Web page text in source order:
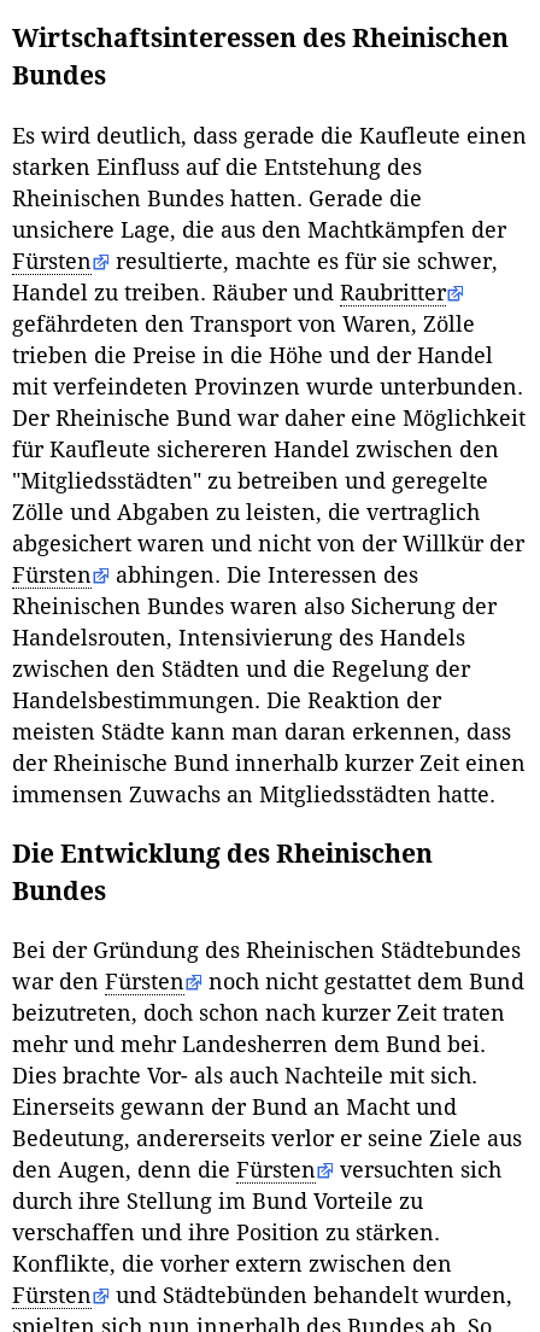
Wirtschaftsinteressen des Rheinischen
Bundes
Es wird deutlich, dass gerade die Kaufleute einen
starken Einfluss auf die Entstehung des
Rheinischen Bundes hatten. Gerade die
unsichere Lage, die aus den Machtkämpfen der
Fürsten
resultierte, machte es für sie schwer,
Handel zu treiben. Räuber und Raubritter
gefährdeten den Transport von Waren, Zölle
trieben die Preise in die Höhe und der Handel
mit verfeindeten Provinzen wurde unterbunden.
Der Rheinische Bund war daher eine Möglichkeit
für Kaufleute sichereren Handel zwischen den
"Mitgliedsstädten" zu betreiben und geregelte
Zölle und Abgaben zu leisten, die vertraglich
abgesichert waren und nicht von der Willkür der
Fürsten
abhingen. Die Interessen des
Rheinischen Bundes waren also Sicherung der
Handelsrouten, Intensivierung des Handels
zwischen den Städten und die Regelung der
Handelsbestimmungen. Die Reaktion der
meisten Städte kann man daran erkennen, dass
der Rheinische Bund innerhalb kurzer Zeit einen
immensen Zuwachs an Mitgliedsstädten hatte.
Die Entwicklung des Rheinischen
Bundes
Bei der Gründung des Rheinischen Städtebundes
war den Fürsten
noch nicht gestattet dem Bund
beizutreten, doch schon nach kurzer Zeit traten
mehr und mehr Landesherren dem Bund bei.
Dies brachte Vor- als auch Nachteile mit sich.
Einerseits gewann der Bund an Macht und
Bedeutung, andererseits verlor er seine Ziele aus
den Augen, denn die Fürsten
versuchten sich
durch ihre Stellung im Bund Vorteile zu
verschaffen und ihre Position zu stärken.
Konflikte, die vorher extern zwischen den
Fürsten
und Städtebünden behandelt wurden,